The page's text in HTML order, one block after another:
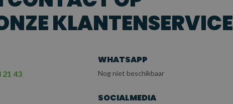
KLANTENSERVICE
21 43
WHATSAPP
Nog niet beschikbaar
SOCIALMEDIA